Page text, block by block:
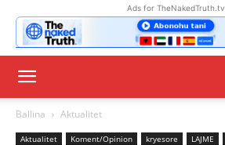
Ads for TheNakedTruth.tv
Ballina Aktualitet
Aktualitet Koment/Opinion kryesore LAJME